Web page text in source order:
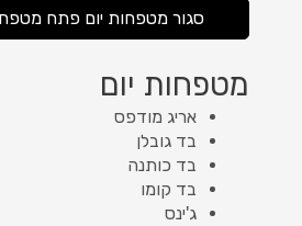
סגור מטפחות יום פתח
מטפחות יום
אריג מודפס
בד גובלן
בד כותנה
בד קומו
ג'ינס